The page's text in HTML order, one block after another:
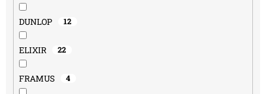
DUNLOP 12
ELIXIR 22
FRAMUS 4